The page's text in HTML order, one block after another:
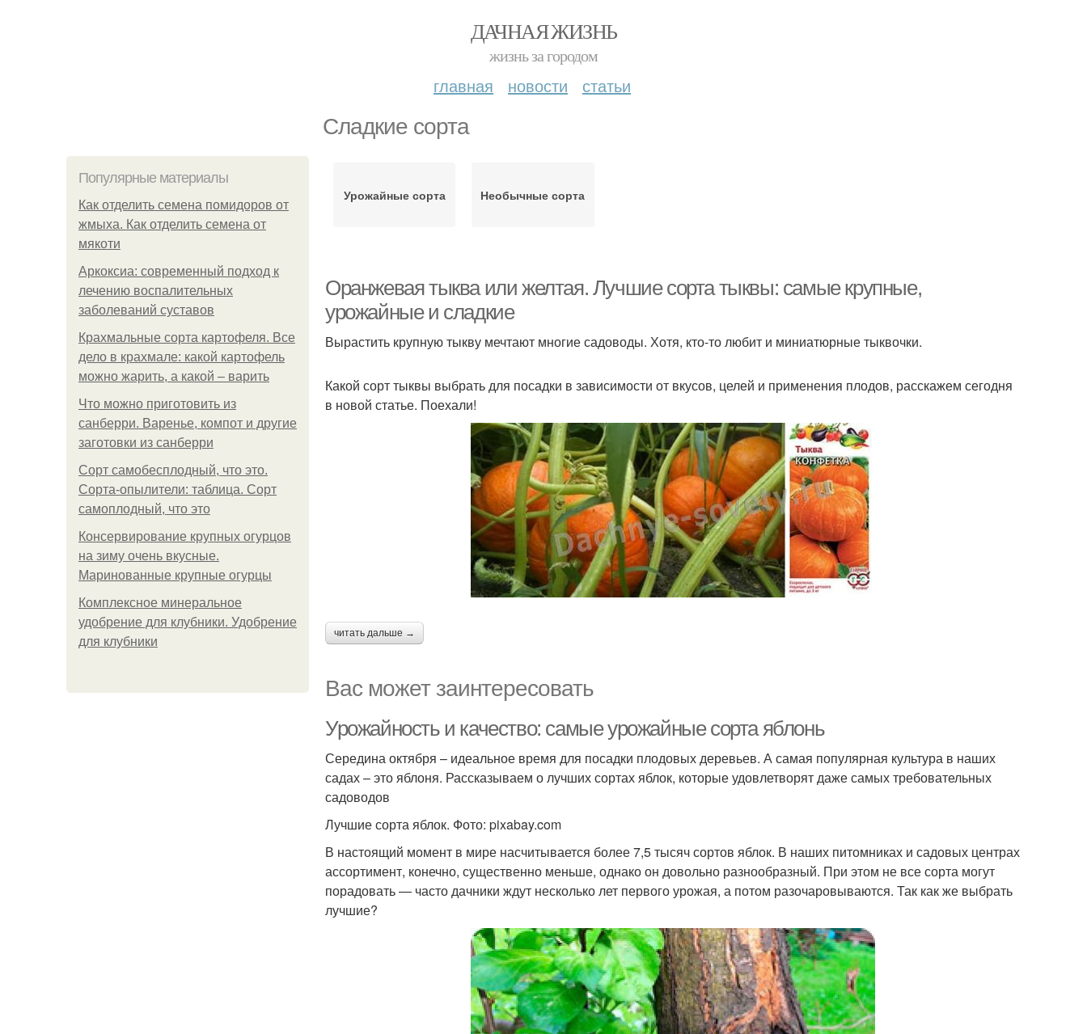
ДАЧНАЯ ЖИЗНЬ
жизнь за городом
главная новости статьи
Cладкие сорта
Популярные материалы
Как отделить семена помидоров от
жмыха. Как отделить семена от
мякоти
Аркоксиа: современный подход к
лечению воспалительных
заболеваний суставов
Крахмальные сорта картофеля. Все
дело в крахмале: какой картофель
можно жарить, а какой – варить
Что можно приготовить из
санберри. Варенье, компот и другие
заготовки из санберри
Сорт самобесплодный, что это.
Сорта-опылители: таблица. Сорт
самоплодный, что это
Консервирование крупных огурцов
на зиму очень вкусные.
Маринованные крупные огурцы
Комплексное минеральное
удобрение для клубники. Удобрение
для клубники
Урожайные сорта Необычные сорта
Оранжевая тыква или желтая. Лучшие сорта тыквы: самые крупные,
урожайные и сладкие
Вырастить крупную тыкву мечтают многие садоводы. Хотя, кто-то любит и миниатюрные тыквочки.
Какой сорт тыквы выбрать для посадки в зависимости от вкусов, целей и применения плодов, расскажем сегодня
в новой статье. Поехали!
читать дальше →
Вас может заинтересовать
Урожайность и качество: самые урожайные сорта яблонь
Середина октября – идеальное время для посадки плодовых деревьев. А самая популярная культура в наших
садах – это яблоня. Рассказываем о лучших сортах яблок, которые удовлетворят даже самых требовательных
садоводов
Лучшие сорта яблок. Фото: pixabay.com
В настоящий момент в мире насчитывается более 7,5 тысяч сортов яблок. В наших питомниках и садовых центрах
ассортимент, конечно, существенно меньше, однако он довольно разнообразный. При этом не все сорта могут
порадовать — часто дачники ждут несколько лет первого урожая, а потом разочаровываются. Так как же выбрать
лучшие?